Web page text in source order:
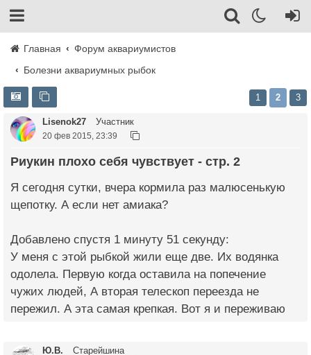
Главная
Форум аквариумистов
Болезни аквариумных рыбок
1 2 3
Lisenok27 Участник
20 фев 2015, 23:39
Риукин плохо себя чувствует - стр. 2
Я сегодня сутки, вчера кормила раз малюсенькую
щепотку. А если нет амиака?
Добавлено спустя 1 минуту 51 секунду:
У меня с этой рыбкой жили еще две. Их водянка
одолела. Первую когда оставила на попечение
чужих людей, А вторая телескоп переезда не
пережил. А эта самая крепкая. Вот я и переживаю
Ю.В. Старейшина